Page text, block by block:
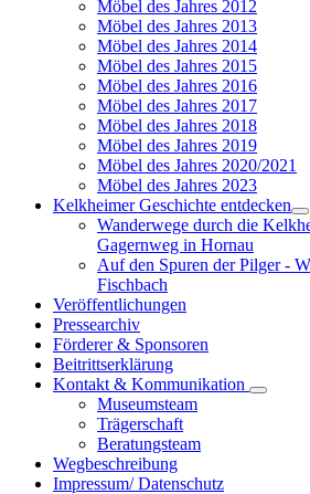
Möbel des Jahres 2012
Möbel des Jahres 2013
Möbel des Jahres 2014
Möbel des Jahres 2015
Möbel des Jahres 2016
Möbel des Jahres 2017
Möbel des Jahres 2018
Möbel des Jahres 2019
Möbel des Jahres 2020/2021
Möbel des Jahres 2023
Kelkheimer Geschichte entdecken
Wanderwege durch die
Gagernweg in Hornau
Auf den Spuren der Pilger -
Fischbach
Veröffentlichungen
Pressearchiv
Förderer & Sponsoren
Beitrittserklärung
Kontakt & Kommunikation
Museumsteam
Trägerschaft
Beratungsteam
Wegbeschreibung
Impressum/ Datenschutz